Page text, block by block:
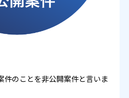
件のことを非公開案件と言いま